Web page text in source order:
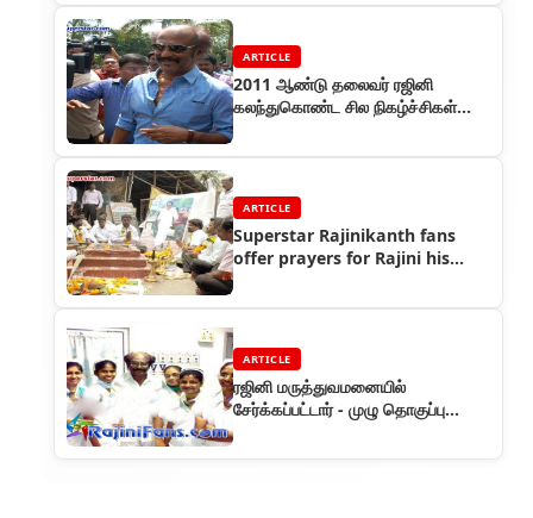
ARTICLE
2011 ஆண்டு தலைவர் ரஜினி
கலந்துகொண்ட சில நிகழ்ச்சிகள்
ARTICLE
Superstar Rajinikanth fans
offer prayers for Rajini his
ARTICLE
ரஜினி மருத்துவமனையில்
சேர்க்கப்பட்டார் - முழு தொகுப்பு